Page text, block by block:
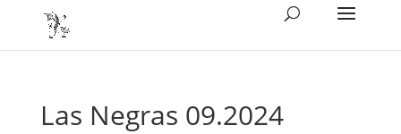
Las Negras 09.2024